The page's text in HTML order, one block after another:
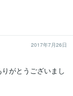
2017年7月26日
がとうございまし